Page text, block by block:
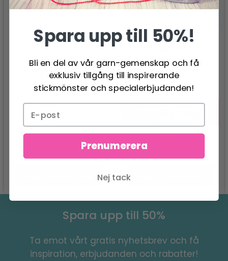
LINDEHOBBY
STOPPNÅLAR, 9 ST,
VITT LOCK
23.50 SEK
Antal
STOPPNÅLAR, PLAST
(6 ST)
11.95 SEK19.95 SEK
Erbjudandet upphör
Antal
Spara upp till 50%
Ta emot vårt gratis nyhetsbrev och få
inspiration, erbjudanden och rabatter!
Spara upp till 50%!
Bli en del av vår garn-gemenskap och få
exklusiv tillgång till inspirerande
stickmönster och specialerbjudanden!
Prenumerera
Nej tack